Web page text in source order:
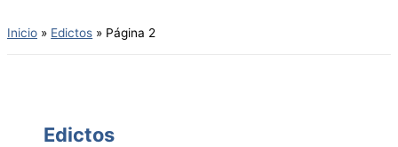
Inicio Edictos Página 2
Edictos